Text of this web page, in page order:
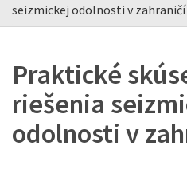
seizmickej odolnosti v zahraničí
Praktické
riešenia
odolnosti v